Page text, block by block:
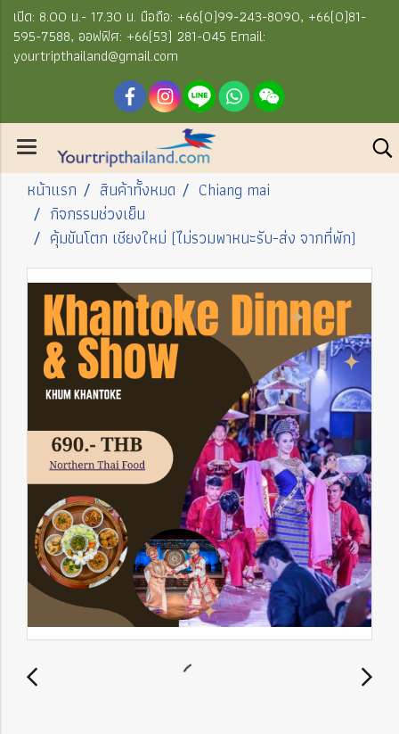
เปิด: 8.00 น.- 17.30 น. มือถือ: +66(0)99-243-8090, +66(0)81-
595-7588, ออฟฟิศ: +66(53) 281-045 Email:
yourtripthailand@gmail.com
หน้าแรก สินค้าทั้งหมด
Chiang mai
กิจกรรมช่วงเย็น
คุ้มขันโตก เชียงใหม่ (ไม่รวมพาหนะรับ-ส่ง จากที่พัก)